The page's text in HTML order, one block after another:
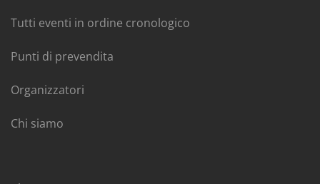
Tutti eventi in ordine cronologico
Punti di prevendita
Organizzatori
Chi siamo